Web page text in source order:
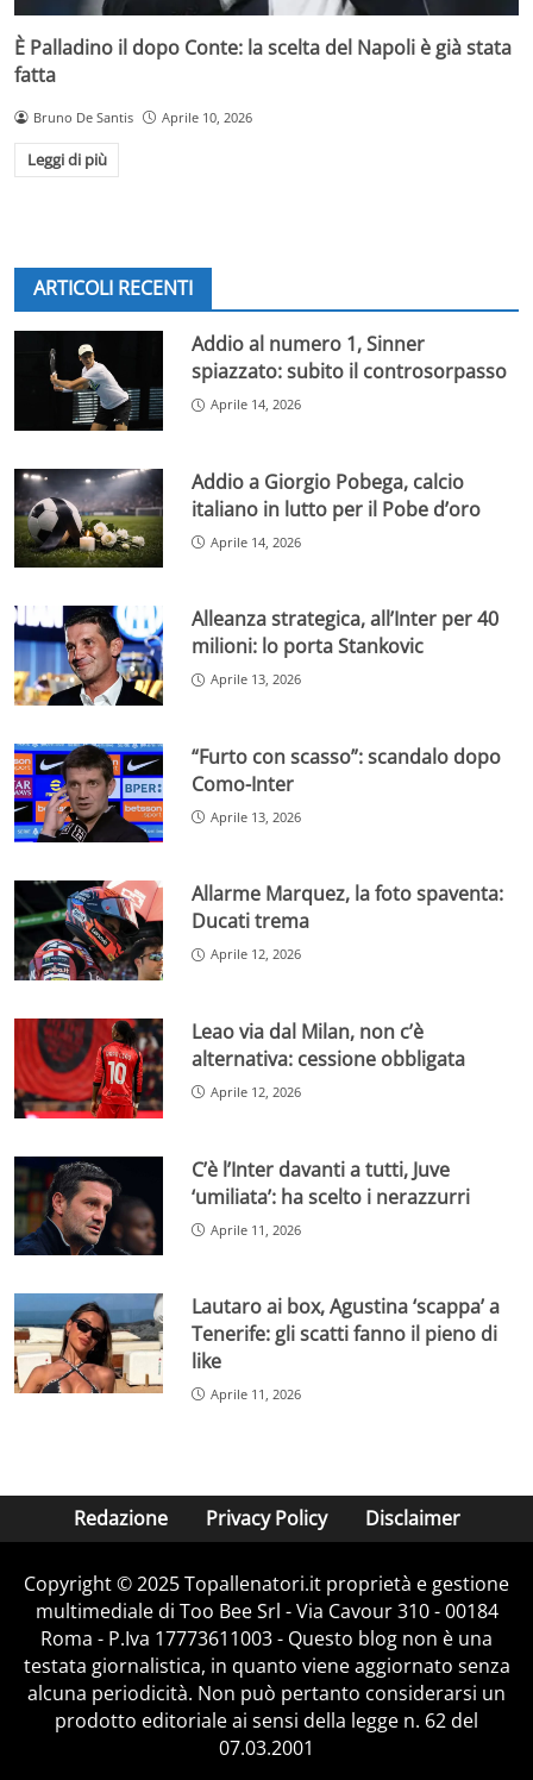
È Palladino il dopo Conte: la scelta del Napoli è già stata
fatta
Bruno De Santis Aprile 10, 2026
Leggi di più
ARTICOLI RECENTI
Addio al numero 1, Sinner
spiazzato: subito il controsorpasso
Aprile 14, 2026
Addio a Giorgio Pobega, calcio
italiano in lutto per il Pobe d’oro
Aprile 14, 2026
Alleanza strategica, all’Inter per 40
milioni: lo porta Stankovic
Aprile 13, 2026
“Furto con scasso”: scandalo dopo
Como-Inter
Aprile 13, 2026
Allarme Marquez, la foto spaventa:
Ducati trema
Aprile 12, 2026
Leao via dal Milan, non c’è
alternativa: cessione obbligata
Aprile 12, 2026
C’è l’Inter davanti a tutti, Juve
‘umiliata’: ha scelto i nerazzurri
Aprile 11, 2026
Lautaro ai box, Agustina ‘scappa’ a
Tenerife: gli scatti fanno il pieno di
like
Aprile 11, 2026
Redazione Privacy Policy Disclaimer
Copyright © 2025 Topallenatori.it proprietà e gestione
multimediale di Too Bee Srl - Via Cavour 310 - 00184
Roma - P.Iva 17773611003 - Questo blog non è una
testata giornalistica, in quanto viene aggiornato senza
alcuna periodicità. Non può pertanto considerarsi un
prodotto editoriale ai sensi della legge n. 62 del
07.03.2001